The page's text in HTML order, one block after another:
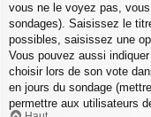
vous ne le voyez pas,
sondages). Saisissez le
possibles, saisissez une
Vous pouvez aussi
choisir lors de son vote
en jours du sondage
permettre aux utilisateurs